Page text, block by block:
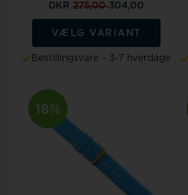
DKR275,00304,00
VÆLG VARIANT
Bestillingsvare - 3-7 hverdage
18%